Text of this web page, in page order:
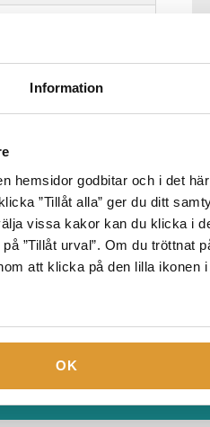
Information
hemsidor godbitar och i det
”Tillåt alla” ger du ditt
vissa kakor kan du klicka i
”Tillåt urval”. Om du tröttnat
att klicka på den lilla ikonen i
OK
NYTT
och exklusiva träningstips